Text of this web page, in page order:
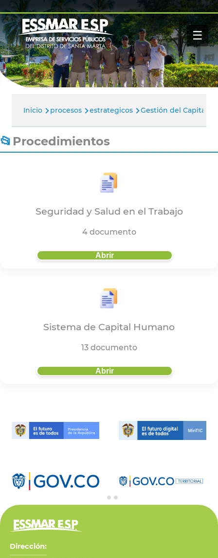
Pasar al contenido principal
Buscar
☰
Navegación
principal
Inicio
Nosotros
Servicios
Paga tu factura
Ruta
de
navegación
Inicio procesos estrategicos Gestión del Capital
Procedimientos
Seguridad y Salud en el Trabajo
4 documento
Abrir
Sistema de Capital Humano
13 documento
Abrir
Dirección: